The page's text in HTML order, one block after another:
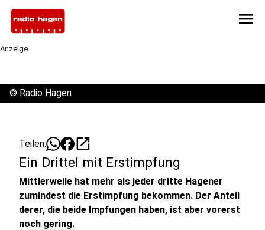
menu
Anzeige
© Radio Hagen
Teilen: open_in_new
Ein Drittel mit Erstimpfung
Mittlerweile hat mehr als jeder dritte Hagener
zumindest die Erstimpfung bekommen. Der Anteil
derer, die beide Impfungen haben, ist aber vorerst
noch gering.